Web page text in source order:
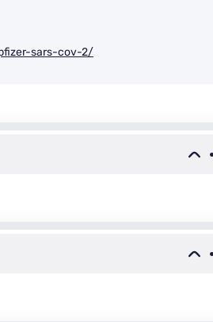
sars-cov-2/